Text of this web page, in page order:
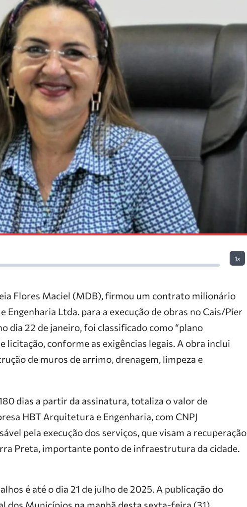
1x
Flores Maciel (MDB), firmou um contrato milionário
Engenharia Ltda. para a execução de obras no Cais/Píer
dia 22 de janeiro, foi classificado como “plano
licitação, conforme as exigências legais. A obra inclui
de muros de arrimo, drenagem, limpeza e
dias a partir da assinatura, totaliza o valor de
HBT Arquitetura e Engenharia, com CNPJ
pela execução dos serviços, que visam a recuperação
Preta, importante ponto de infraestrutura da cidade.
é até o dia 21 de julho de 2025. A publicação do